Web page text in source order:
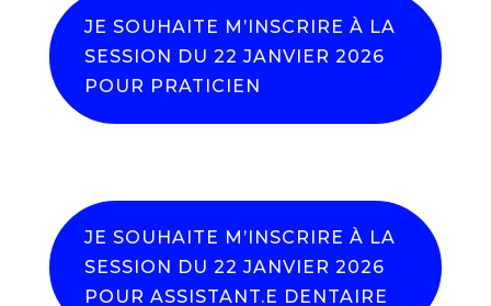
JE SOUHAITE M’INSCRIRE À LA
SESSION DU 22 JANVIER 2026
POUR PRATICIEN
JE SOUHAITE M’INSCRIRE À LA
SESSION DU 22 JANVIER 2026
POUR ASSISTANT.E DENTAIRE